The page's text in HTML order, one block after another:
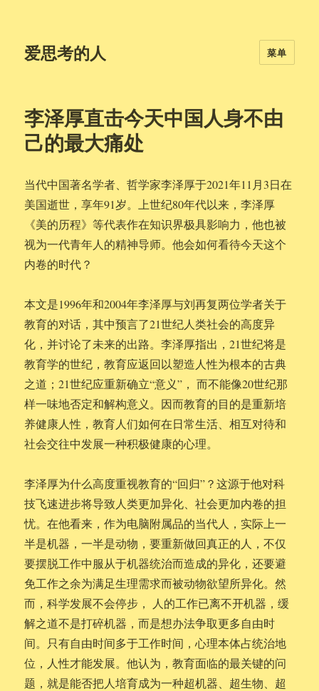
爱思考的人 菜单
李泽厚直击今天中国人身不由
己的最大痛处
当代中国著名学者、哲学家李泽厚于2021年11月3日在
美国逝世，享年91岁。上世纪80年代以来，李泽厚
《美的历程》等代表作在知识界极具影响力，他也被
视为一代青年人的精神导师。他会如何看待今天这个
内卷的时代？
本文是1996年和2004年李泽厚与刘再复两位学者关于
教育的对话，其中预言了21世纪人类社会的高度异
化，并讨论了未来的出路。李泽厚指出，21世纪将是
教育学的世纪，教育应返回以塑造人性为根本的古典
之道；21世纪应重新确立“意义”， 而不能像20世纪那
样一味地否定和解构意义。因而教育的目的是重新培
养健康人性，教育人们如何在日常生活、相互对待和
社会交往中发展一种积极健康的心理。
李泽厚为什么高度重视教育的“回归”？这源于他对科
技飞速进步将导致人类更加异化、社会更加内卷的担
忧。在他看来，作为电脑附属品的当代人，实际上一
半是机器，一半是动物，要重新做回真正的人，不仅
要摆脱工作中服从于机器统治而造成的异化，还要避
免工作之余为满足生理需求而被动物欲望所异化。然
而，科学发展不会停步， 人的工作已离不开机器，缓
解之道不是打碎机器，而是想办法争取更多自由时
间。只有自由时间多于工作时间，心理本体占统治地
位，人性才能发展。他认为，教育面临的最关键的问
题，就是能否把人培育成为一种超机器、超生物、超